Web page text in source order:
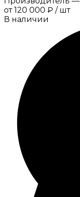
от 120 000 ₽ / шт
В наличии